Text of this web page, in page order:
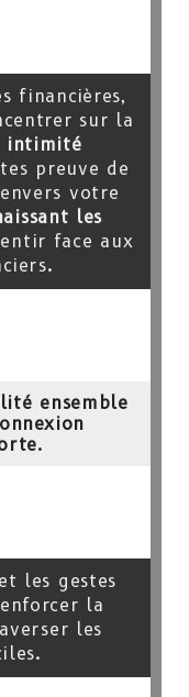
financières,
sur la
intimité
preuve de
envers votre
les
face aux
ensemble
.
les gestes
la
les